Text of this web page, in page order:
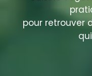
pour retrouver